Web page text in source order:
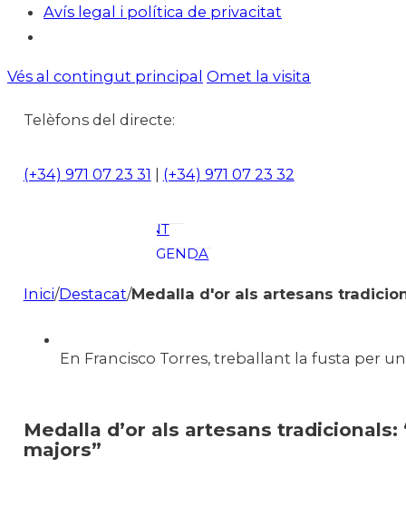
Avís legal i política de privacitat
Vés al contingut principal Omet la visita
Telèfons del directe:
(+34) 971 07 23 31 | (+34) 971 07 23 32
ACTUALITAT
OCI
ENTREVISTES
AMBIENT
AGENDA
A la Carta
Qui som?
Inici/Destacat/Medalla d'or als artesans
En Francisco Torres, treballant la fusta per
Medalla d’or als artesans
majors”